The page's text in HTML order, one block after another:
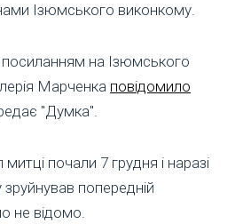
Ізюмського виконкому.
на Ізюмського
Марченка повідомило
"Думка".
почали 7 грудня і наразі
зруйнував попередній
не відомо.